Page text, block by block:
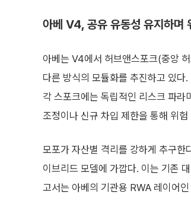
아베 V4, 공유 유동성 유지하며
아베는 V4에서 허브앤스포크(중앙
다른 방식의 모듈화를 추진하고 있
각 스포크에는 독립적인 리스크 파
조정이나 신규 차입 제한을 통해 위
모포가 자산별 격리를 강하게 추구
이브리드 모델에 가깝다. 이는 기존
고서는 아베의 기관용 RWA 레이어